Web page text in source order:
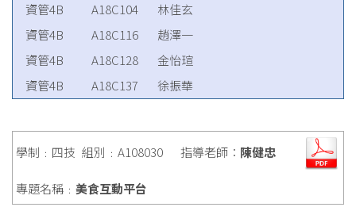
資管4B
A18C104
林佳玄
資管4B
A18C116
趙澤一
資管4B
A18C128
金怡瑄
資管4B
A18C137 徐振華
學制﹕四技 組別﹕A108030 指導老師： 陳健忠
專題名稱﹕ 美食互動平台